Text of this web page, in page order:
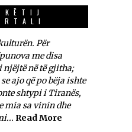
KËTIJ
Për
me disa
njëjtë në të gjitha;
ajo që po bëja ishte
shtypi i Tiranës,
mia sa vinin dhe
Read More